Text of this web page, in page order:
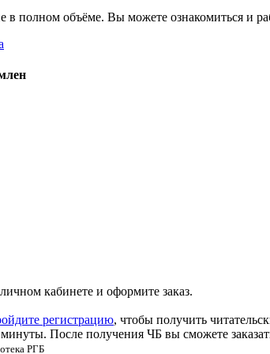
в полном объёме. Вы можете ознакомиться и
кабинете и оформите заказ.
регистрацию, чтобы получить
После получения ЧБ вы сможете
РГБ